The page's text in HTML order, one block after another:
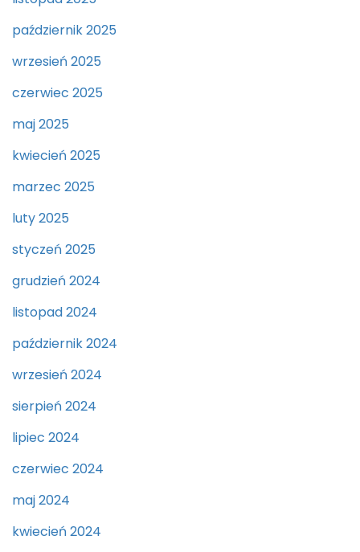
październik 2025
wrzesień 2025
czerwiec 2025
maj 2025
kwiecień 2025
marzec 2025
luty 2025
styczeń 2025
grudzień 2024
listopad 2024
październik 2024
wrzesień 2024
sierpień 2024
lipiec 2024
czerwiec 2024
maj 2024
kwiecień 2024